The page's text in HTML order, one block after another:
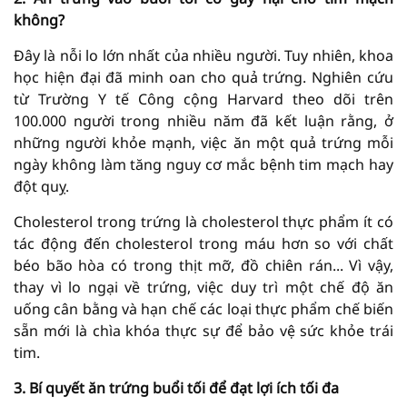
không?
Đây là nỗi lo lớn nhất của nhiều người. Tuy nhiên, khoa
học hiện đại đã minh oan cho quả trứng. Nghiên cứu
từ Trường Y tế Công cộng Harvard theo dõi trên
100.000 người trong nhiều năm đã kết luận rằng, ở
những người khỏe mạnh, việc ăn một quả trứng mỗi
ngày không làm tăng nguy cơ mắc bệnh tim mạch hay
đột quỵ.
Cholesterol trong trứng là cholesterol thực phẩm ít có
tác động đến cholesterol trong máu hơn so với chất
béo bão hòa có trong thịt mỡ, đồ chiên rán... Vì vậy,
thay vì lo ngại về trứng, việc duy trì một chế độ ăn
uống cân bằng và hạn chế các loại thực phẩm chế biến
sẵn mới là chìa khóa thực sự để bảo vệ sức khỏe trái
tim.
3. Bí quyết ăn trứng buổi tối để đạt lợi ích tối đa